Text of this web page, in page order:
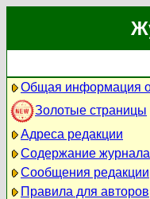
Общая информация
Золотые страницы
Адреса редакции
Содержание журнала
Сообщения редакции
Правила для авторов